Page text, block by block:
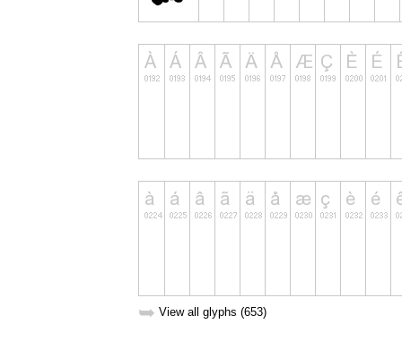
➥ View all glyphs (653)